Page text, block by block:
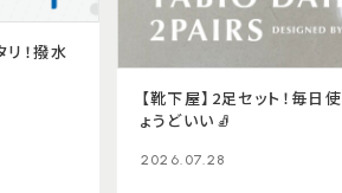
リ！撥水
【靴下屋】2足セット！毎日
ょうどいい🧦
2026.07.28